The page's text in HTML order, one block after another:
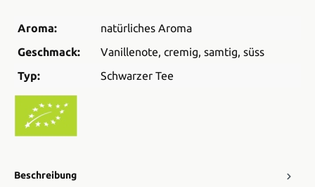
Aroma:
natürliches Aroma
Geschmack:
Vanillenote, cremig, samtig, süss
Typ:
Schwarzer Tee
Beschreibung